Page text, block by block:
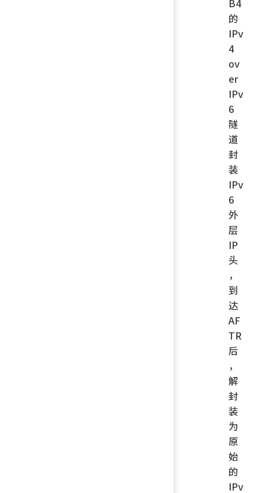
B4
的
IPv
4
ov
er
IPv
6
隧
道
封
装
IPv
6
外
层
IP
头
，
到
达
AF
TR
后
，
解
封
装
为
原
始
的
IPv